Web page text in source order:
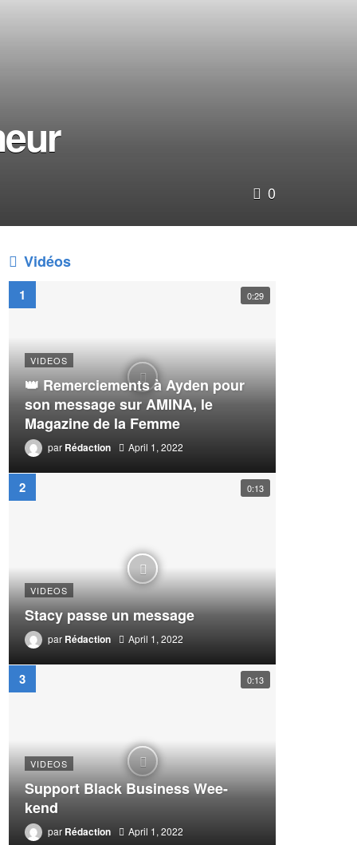
0
Vidéos
0:29
VIDEOS
👑 Remerciements à Ayden pour
son message sur AMINA, le
Magazine de la Femme
par Rédaction April 1, 2022
0:13
VIDEOS
Stacy passe un message
par Rédaction April 1, 2022
0:13
VIDEOS
Support Black Business Wee-
kend
par Rédaction April 1, 2022